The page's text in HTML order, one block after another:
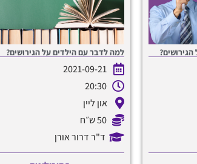
למה לדבר עם הילדים על הגירושים?
2021-09-21
20:30
און ליין
50 ש״ח
ד"ר דרור אורן